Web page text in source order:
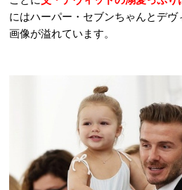
にはハーパー・セブンちゃんとデヴ
画像が溢れています。